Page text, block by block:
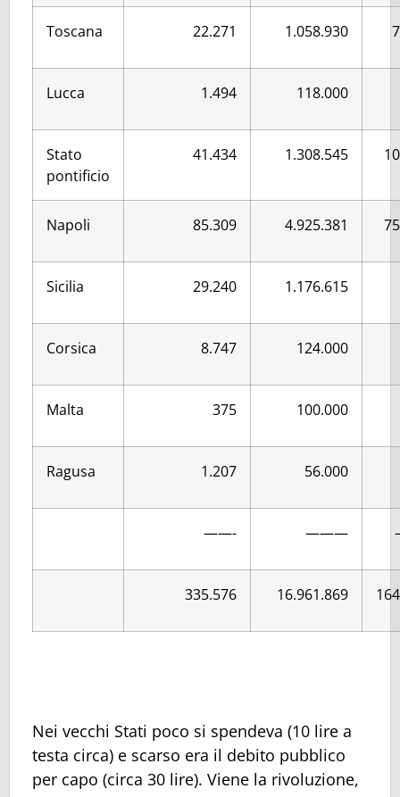
Toscana 22.271 1.058.930
Lucca 1.494 118.000
Stato
pontificio
41.434 1.308.545
Napoli 85.309 4.925.381
Sicilia 29.240 1.176.615
Corsica 8.747 124.000
Malta 375 100.000
Ragusa 1.207 56.000
——- ———
335.576 16.961.869
Nei vecchi Stati poco si spendeva (10 lire a
testa circa) e scarso era il debito pubblico
per capo (circa 30 lire). Viene la rivoluzione,